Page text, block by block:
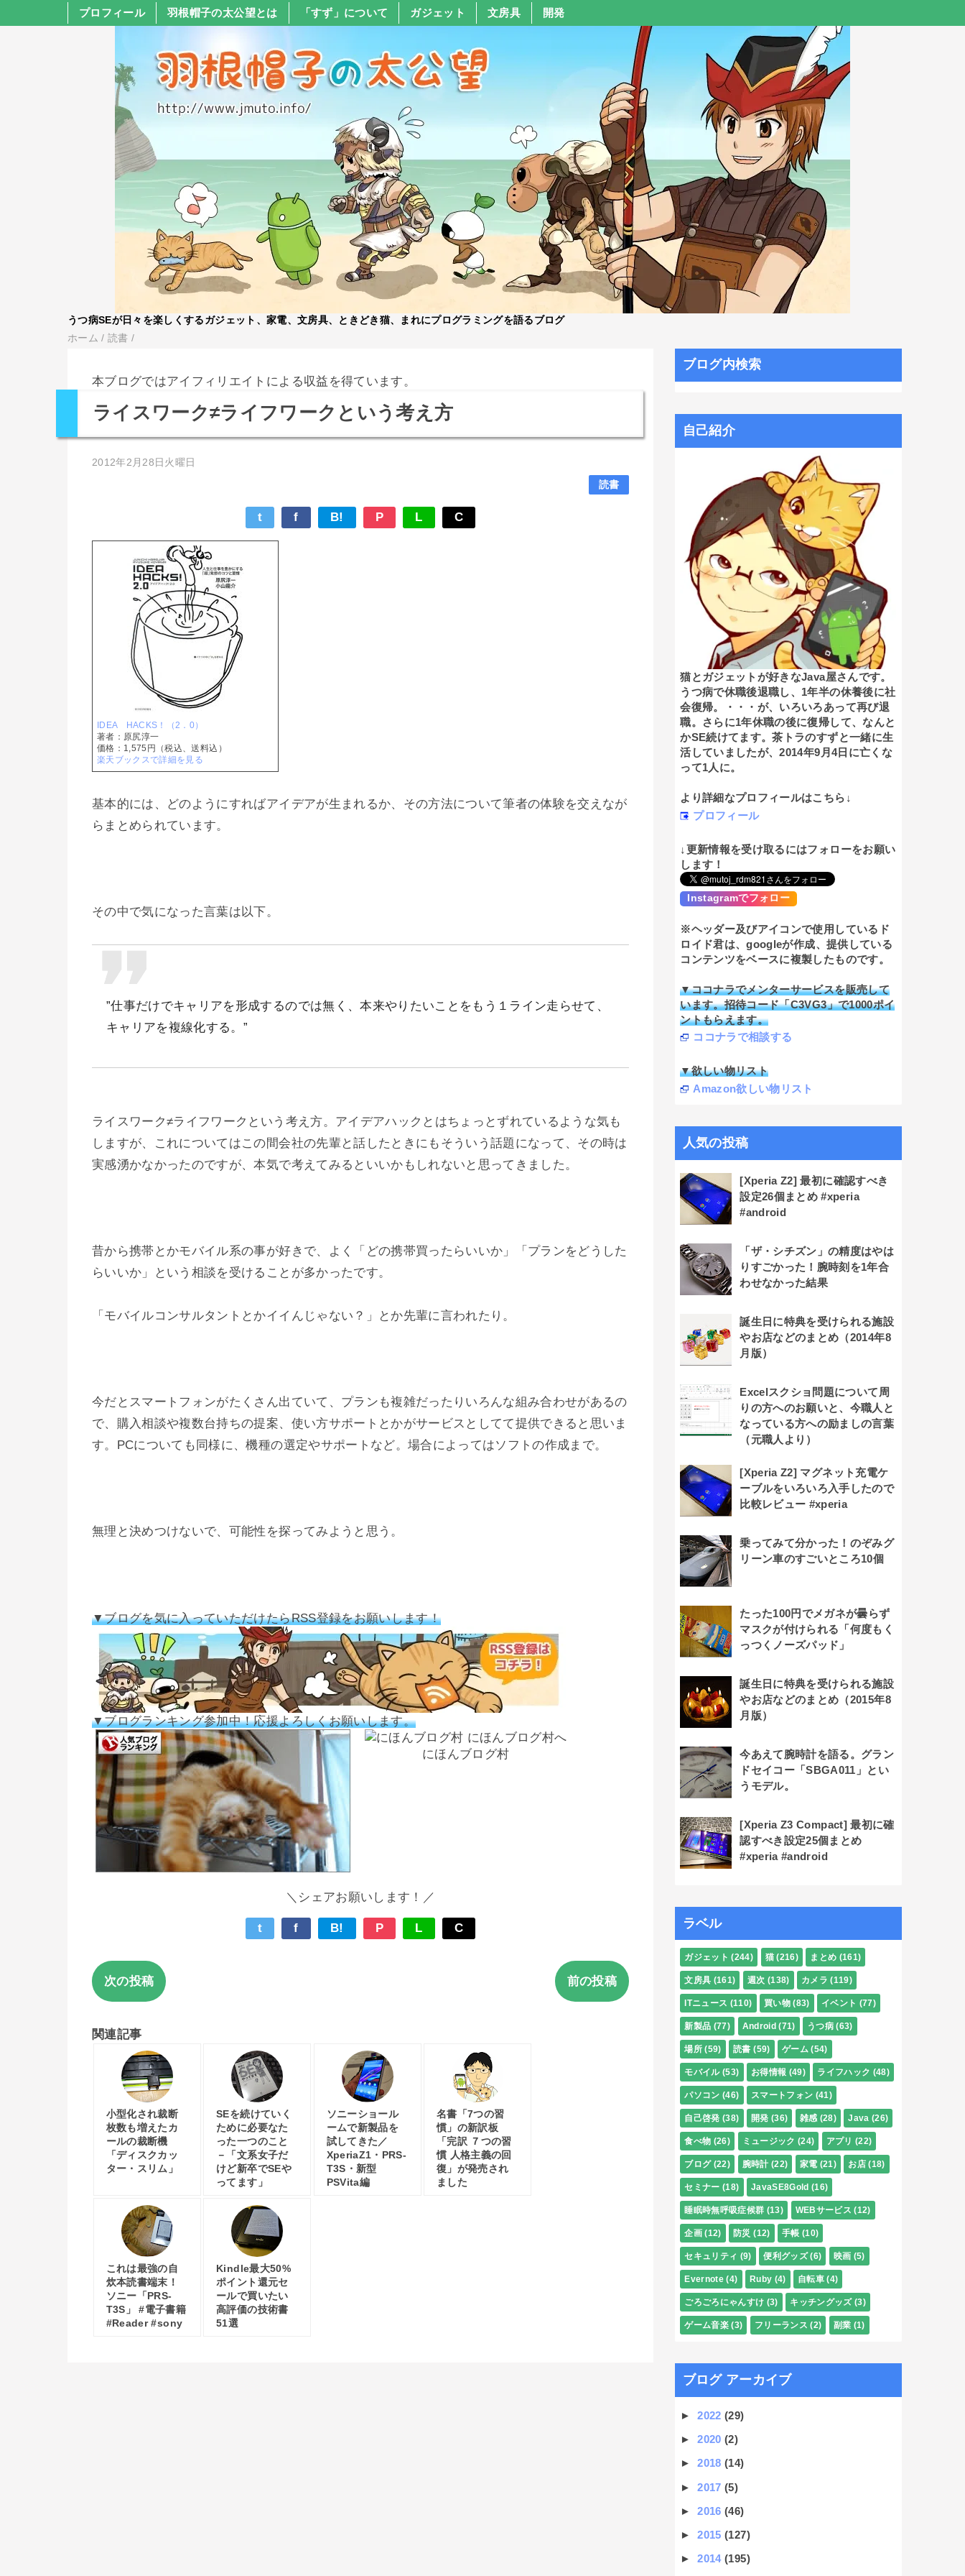
プロフィール 羽根帽子の太公望とは 「すず」について ガジェット 文房具 開発
うつ病SEが日々を楽しくするガジェット、家電、文房具、ときどき猫、まれにプログラミングを語るブログ
ホーム /読書 /
本ブログではアイフィリエイトによる収益を得ています。
ライスワーク≠ライフワークという考え方
2012年2月28日火曜日
読書
t f B! P L C
IDEA HACKS！（2．0）
著者：原尻淳一
価格：1,575円（税込、送料込）
楽天ブックスで詳細を見る
基本的には、どのようにすればアイデアが生まれるか、その方法について筆者の体験を交えなが
らまとめられています。
その中で気になった言葉は以下。
”仕事だけでキャリアを形成するのでは無く、本来やりたいことをもう１ライン走らせて、
キャリアを複線化する。”
ライスワーク≠ライフワークという考え方。アイデアハックとはちょっとずれているような気も
しますが、これについてはこの間会社の先輩と話したときにもそういう話題になって、その時は
実感湧かなかったのですが、本気で考えてみるといいかもしれないと思ってきました。
昔から携帯とかモバイル系の事が好きで、よく「どの携帯買ったらいいか」「プランをどうした
らいいか」という相談を受けることが多かったです。
「モバイルコンサルタントとかイイんじゃない？」とか先輩に言われたり。
今だとスマートフォンがたくさん出ていて、プランも複雑だったりいろんな組み合わせがあるの
で、購入相談や複数台持ちの提案、使い方サポートとかがサービスとしてて提供できると思いま
す。PCについても同様に、機種の選定やサポートなど。場合によってはソフトの作成まで。
無理と決めつけないで、可能性を探ってみようと思う。
▼ブログを気に入っていただけたらRSS登録をお願いします！
▼ブログランキング参加中！応援よろしくお願いします。
にほんブログ村
＼シェアお願いします！／
t f B! P L C
次の投稿 前の投稿
関連記事
小型化され裁断
枚数も増えたカ
ールの裁断機
「ディスクカッ
ター・スリム」
SEを続けていく
ために必要なた
った一つのこと
－「文系女子だ
けど新卒でSEや
ってます」
ソニーショール
ームで新製品を
試してきた／
XperiaZ1・PRS-
T3S・新型
PSVita編
名書「7つの習
慣」の新訳板
「完訳 ７つの習
慣 人格主義の回
復」が発売され
ました
これは最強の自
炊本読書端末！
ソニー「PRS-
T3S」 #電子書籍
#Reader #sony
Kindle最大50%
ポイント還元セ
ールで買いたい
高評価の技術書
51選
ブログ内検索
自己紹介
猫とガジェットが好きなJava屋さんです。
うつ病で休職後退職し、1年半の休養後に社
会復帰。・・・が、いろいろあって再び退
職。さらに1年休職の後に復帰して、なんと
かSE続けてます。茶トラのすずと一緒に生
活していましたが、2014年9月4日に亡くな
って1人に。
より詳細なプロフィールはこちら↓
プロフィール
↓更新情報を受け取るにはフォローをお願い
します！
Instagramでフォロー
※ヘッダー及びアイコンで使用しているド
ロイド君は、googleが作成、提供している
コンテンツをベースに複製したものです。
▼ココナラでメンターサービスを販売して
います。招待コード「C3VG3」で1000ポイ
ントもらえます。
ココナラで相談する
▼欲しい物リスト
Amazon欲しい物リスト
人気の投稿
[Xperia Z2] 最初に確認すべき
設定26個まとめ #xperia
#android
「ザ・シチズン」の精度はやは
りすごかった！腕時刻を1年合
わせなかった結果
誕生日に特典を受けられる施設
やお店などのまとめ（2014年8
月版）
Excelスクショ問題について周
りの方へのお願いと、今職人と
なっている方への励ましの言葉
（元職人より）
[Xperia Z2] マグネット充電ケ
ーブルをいろいろ入手したので
比較レビュー #xperia
乗ってみて分かった！のぞみグ
リーン車のすごいところ10個
たった100円でメガネが曇らず
マスクが付けられる「何度もく
っつくノーズパッド」
誕生日に特典を受けられる施設
やお店などのまとめ（2015年8
月版）
今あえて腕時計を語る。グラン
ドセイコー「SBGA011」とい
うモデル。
[Xperia Z3 Compact] 最初に確
認すべき設定25個まとめ
#xperia #android
ラベル
ガジェット (244) 猫 (216) まとめ (161)
文房具 (161) 週次 (138) カメラ (119)
ITニュース (110) 買い物 (83) イベント (77)
新製品 (77) Android (71) うつ病 (63)
場所 (59) 読書 (59) ゲーム (54)
モバイル (53) お得情報 (49) ライフハック (48)
パソコン (46) スマートフォン (41)
自己啓発 (38) 開発 (36) 雑感 (28) Java (26)
食べ物 (26) ミュージック (24) アプリ (22)
ブログ (22) 腕時計 (22) 家電 (21) お店 (18)
セミナー (18) JavaSE8Gold (16)
睡眠時無呼吸症候群 (13) WEBサービス (12)
企画 (12) 防災 (12) 手帳 (10)
セキュリティ (9) 便利グッズ (6) 映画 (5)
Evernote (4) Ruby (4) 自転車 (4)
ごろごろにゃんすけ (3) キッチングッズ (3)
ゲーム音楽 (3) フリーランス (2) 副業 (1)
ブログ アーカイブ
►2022(29)
►2020(2)
►2018(14)
►2017(5)
►2016(46)
►2015(127)
►2014(195)